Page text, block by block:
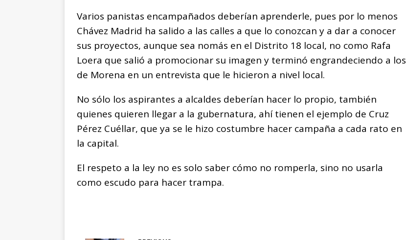
Varios panistas encampañados deberían aprenderle, pues por lo menos
Chávez Madrid ha salido a las calles a que lo conozcan y a dar a conocer
sus proyectos, aunque sea nomás en el Distrito 18 local, no como Rafa
Loera que salió a promocionar su imagen y terminó engrandeciendo a los
de Morena en un entrevista que le hicieron a nivel local.
No sólo los aspirantes a alcaldes deberían hacer lo propio, también
quienes quieren llegar a la gubernatura, ahí tienen el ejemplo de Cruz
Pérez Cuéllar, que ya se le hizo costumbre hacer campaña a cada rato en
la capital.
El respeto a la ley no es solo saber cómo no romperla, sino no usarla
como escudo para hacer trampa.